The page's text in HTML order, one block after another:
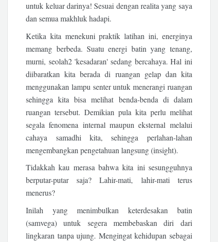
untuk keluar darinya! Sesuai dengan realita yang saya
dan semua makhluk hadapi.
Ketika kita menekuni praktik latihan ini, energinya
memang berbeda. Suatu energi batin yang tenang,
murni, seolah2 'kesadaran' sedang bercahaya. Hal ini
diibaratkan kita berada di ruangan gelap dan kita
menggunakan lampu senter untuk menerangi ruangan
sehingga kita bisa melihat benda-benda di dalam
ruangan tersebut. Demikian pula kita perlu melihat
segala fenomena internal maupun eksternal melalui
cahaya samadhi kita, sehingga perlahan-lahan
mengembangkan pengetahuan langsung (insight).
Tidakkah kau merasa bahwa kita ini sesungguhnya
berputar-putar saja? Lahir-mati, lahir-mati terus
menerus?
Inilah yang menimbulkan keterdesakan batin
(samvega) untuk segera membebaskan diri dari
lingkaran tanpa ujung. Mengingat kehidupan sebagai